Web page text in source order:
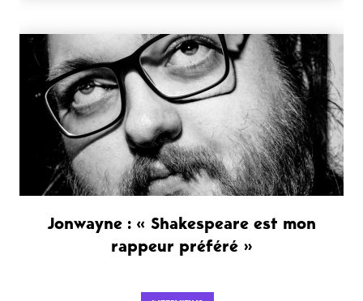
Jonwayne : « Shakespeare est mon
rappeur préféré »